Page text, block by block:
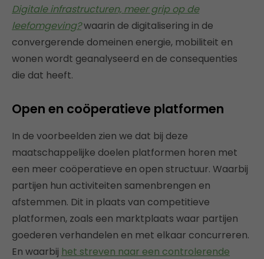
Digitale infrastructuren, meer grip op de
leefomgeving?waarin de digitalisering in de
convergerende domeinen energie, mobiliteit en
wonen wordt geanalyseerd en de consequenties
die dat heeft.
Open en coöperatieve platformen
In de voorbeelden zien we dat bij deze
maatschappelijke doelen platformen horen met
een meer coöperatieve en open structuur. Waarbij
partijen hun activiteiten samenbrengen en
afstemmen. Dit in plaats van competitieve
platformen, zoals een marktplaats waar partijen
goederen verhandelen en met elkaar concurreren.
En waarbij het streven naar een controlerende